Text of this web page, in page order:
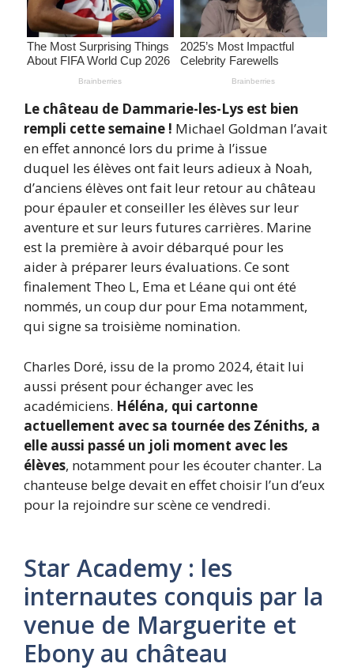
Le château de Dammarie-les-Lys est bien
rempli cette semaine ! Michael Goldman l’avait
en effet annoncé lors du prime à l’issue
duquel les élèves ont fait leurs adieux à Noah,
d’anciens élèves ont fait leur retour au château
pour épauler et conseiller les élèves sur leur
aventure et sur leurs futures carrières. Marine
est la première à avoir débarqué pour les
aider à préparer leurs évaluations. Ce sont
finalement Theo L, Ema et Léane qui ont été
nommés, un coup dur pour Ema notamment,
qui signe sa troisième nomination.
Charles Doré, issu de la promo 2024, était lui
aussi présent pour échanger avec les
académiciens. Héléna, qui cartonne
actuellement avec sa tournée des Zéniths, a
elle aussi passé un joli moment avec les
élèves, notamment pour les écouter chanter. La
chanteuse belge devait en effet choisir l’un d’eux
pour la rejoindre sur scène ce vendredi.
Star Academy : les
internautes conquis par la
venue de Marguerite et
Ebony au château